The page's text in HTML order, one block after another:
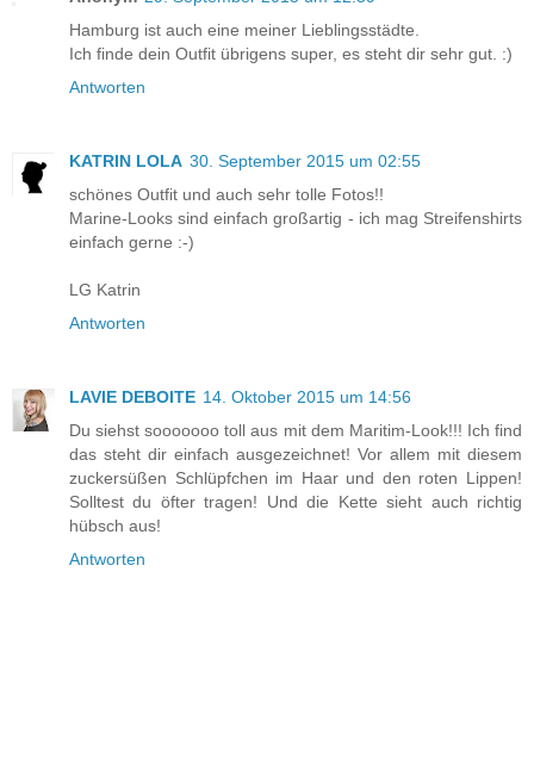
Hamburg ist auch eine meiner Lieblingsstädte.
Ich finde dein Outfit übrigens super, es steht dir sehr gut. :)
Antworten
KATRIN LOLA 30. September 2015 um 02:55
schönes Outfit und auch sehr tolle Fotos!!
Marine-Looks sind einfach großartig - ich mag Streifenshirts
einfach gerne :-)
LG Katrin
Antworten
LAVIE DEBOITE 14. Oktober 2015 um 14:56
Du siehst sooooooo toll aus mit dem Maritim-Look!!! Ich find
das steht dir einfach ausgezeichnet! Vor allem mit diesem
zuckersüßen Schlüpfchen im Haar und den roten Lippen!
Solltest du öfter tragen! Und die Kette sieht auch richtig
hübsch aus!
Antworten